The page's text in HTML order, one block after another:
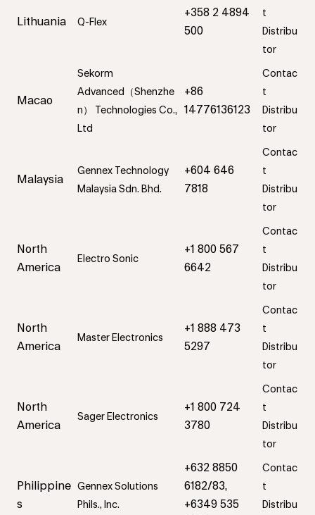
Lithuania Q-Flex
+358 2 4894
500
t
Distribu
tor
Macao
Sekorm
Advanced（Shenzhe
n） Technologies Co.,
Ltd
+86
14776136123
Contac
t
Distribu
tor
Malaysia
Gennex Technology
Malaysia Sdn. Bhd.
+604 646
7818
Contac
t
Distribu
tor
North
America
Electro Sonic
+1 800 567
6642
Contac
t
Distribu
tor
North
America
Master Electronics
+1 888 473
5297
Contac
t
Distribu
tor
North
America
Sager Electronics
+1 800 724
3780
Contac
t
Distribu
tor
Philippine
s
Gennex Solutions
Phils., Inc.
+632 8850
6182/83,
+6349 535
Contac
t
Distribu